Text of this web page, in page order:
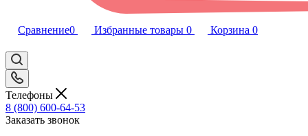
Сравнение0 Избранные товары 0 Корзина 0
Телефоны
8 (800) 600-64-53
Заказать звонок